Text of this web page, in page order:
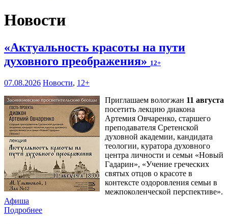
Новости
«Актуальность красоты на пути
духовного преображения» 12+
07.08.2026 Новости, 12+
Приглашаем вологжан 11 августа
посетить лекцию диакона
Артемия Овчаренко, старшего
преподавателя Сретенской
духовной академии, кандидата
теологии, куратора духовного
центра личности и семьи «Новый
Гадарин», «Учение греческих
святых отцов о красоте в
контексте оздоровления семьи в
межпоколенческой перспективе».
Афиша
Подробнее